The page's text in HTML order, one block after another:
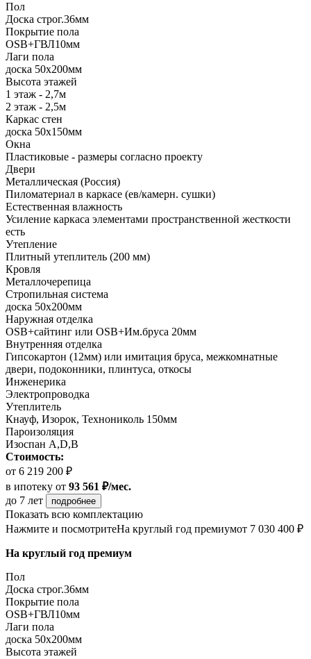
Пол
Доска строг.36мм
Покрытие пола
ОSB+ГВЛ10мм
Лаги пола
доска 50х200мм
Высота этажей
1 этаж - 2,7м
2 этаж - 2,5м
Каркас стен
доска 50х150мм
Окна
Пластиковые - размеры согласно проекту
Двери
Металлическая (Россия)
Пиломатериал в каркасе (ев/камерн. сушки)
Естественная влажность
Усиление каркаса элементами пространственной жесткости
есть
Утепление
Плитный утеплитель (200 мм)
Кровля
Металлочерепица
Стропильная система
доска 50х200мм
Наружная отделка
OSB+сайтинг или OSB+Им.бруса 20мм
Внутренняя отделка
Гипсокартон (12мм) или имитация бруса, межкомнатные
двери, подоконники, плинтуса, откосы
Инженерика
Электропроводка
Утеплитель
Кнауф, Изорок, Технониколь 150мм
Пароизоляция
Изоспан A,D,B
Стоимость:
от 6 219 200 ₽
в ипотеку от 93 561 ₽/мес.
до 7 лет
подробнее
Показать всю комплектацию
Нажмите и посмотритеНа круглый год премиумот 7 030 400 ₽
На круглый год премиум
Пол
Доска строг.36мм
Покрытие пола
ОSB+ГВЛ10мм
Лаги пола
доска 50х200мм
Высота этажей